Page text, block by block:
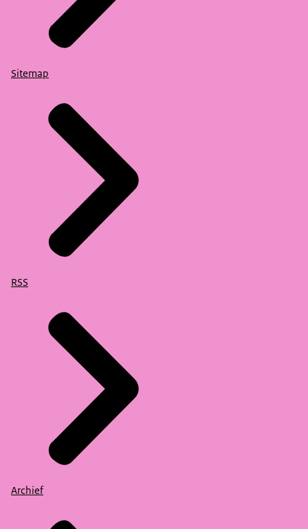
Sitemap
RSS
Archief